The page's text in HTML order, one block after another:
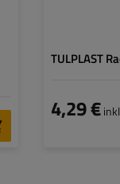
TULPLAST
4,29 €